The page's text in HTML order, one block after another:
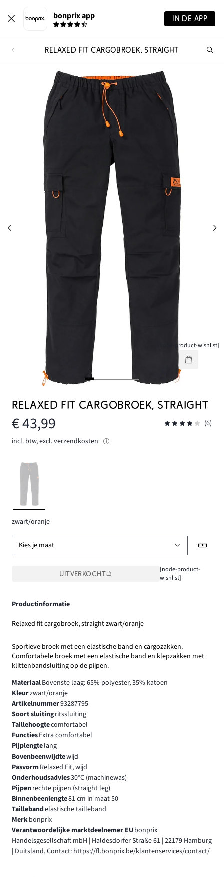
bonprix app IN DE APP
RELAXED FIT CARGOBROEK, STRAIGHT
[node-product-wishlist]
RELAXED FIT CARGOBROEK, STRAIGHT
€ 43,99
(6)
incl. btw, excl.verzendkosten
zwart/oranje
Kies je maat
UITVERKOCHT
[node-product-
wishlist]
Productinformatie
Relaxed fit cargobroek, straight zwart/oranje
Sportieve broek met een elastische band en cargozakken.
Comfortabele broek met een elastische band en klepzakken met
klittenbandsluiting op de pijpen.
MateriaalBovenste laag: 65% polyester, 35% katoen
Kleurzwart/oranje
Artikelnummer93287795
Soort sluitingritssluiting
Taillehoogtecomfortabel
FunctiesExtra comfortabel
Pijplengtelang
Bovenbeenwijdtewijd
PasvormRelaxed Fit, wijd
Onderhoudsadvies30°C (machinewas)
Pijpenrechte pijpen (straight leg)
Binnenbeenlengte81 cm in maat 50
Taillebandelastische tailleband
Merkbonprix
Verantwoordelijke marktdeelnemer EUbonprix
Handelsgesellschaft mbH | Haldesdorfer Straße 61 | 22179 Hamburg
| Duitsland, Contact: https://fl.bonprix.be/klantenservices/contact/